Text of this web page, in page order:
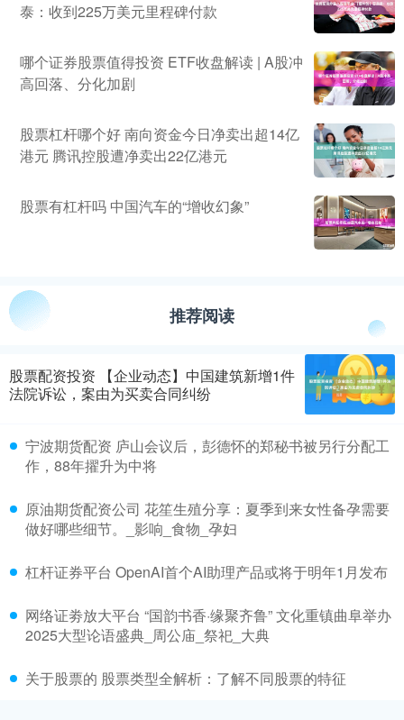
泰：收到225万美元里程碑付款
哪个证券股票值得投资 ETF收盘解读 | A股冲
高回落、分化加剧
股票杠杆哪个好 南向资金今日净卖出超14亿
港元 腾讯控股遭净卖出22亿港元
股票有杠杆吗 中国汽车的“增收幻象”
推荐阅读
股票配资投资 【企业动态】中国建筑新增1件
法院诉讼，案由为买卖合同纠纷
宁波期货配资 庐山会议后，彭德怀的郑秘书被另行分配工
作，88年擢升为中将
原油期货配资公司 花笙生殖分享：夏季到来女性备孕需要
做好哪些细节。_影响_食物_孕妇
杠杆证券平台 OpenAI首个AI助理产品或将于明年1月发布
网络证劵放大平台 “国韵书香·缘聚齐鲁” 文化重镇曲阜举办
2025大型论语盛典_周公庙_祭祀_大典
关于股票的 股票类型全解析：了解不同股票的特征